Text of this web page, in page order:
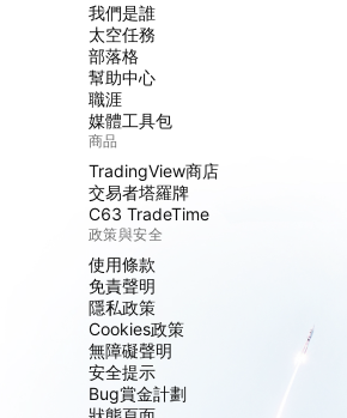
我們是誰
太空任務
部落格
幫助中心
職涯
媒體工具包
商品
TradingView商店
交易者塔羅牌
C63 TradeTime
政策與安全
使用條款
免責聲明
隱私政策
Cookies政策
無障礙聲明
安全提示
Bug賞金計劃